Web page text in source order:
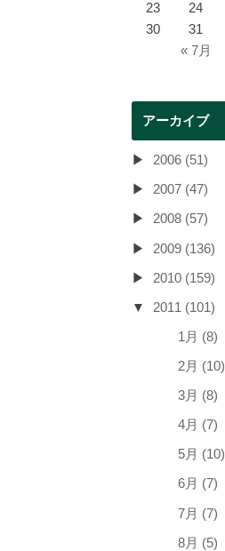
« 7月
23
24
30
31
アーカイブ
2006 (51)
2007 (47)
2008 (57)
2009 (136)
2010 (159)
2011 (101)
1月 (8)
2月 (10)
3月 (8)
4月 (7)
5月 (10)
6月 (7)
7月 (7)
8月 (5)